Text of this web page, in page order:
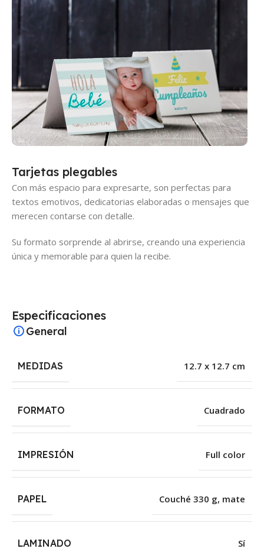
Tarjetas plegables
Con más espacio para expresarte, son perfectas para
textos emotivos, dedicatorias elaboradas o mensajes que
merecen contarse con detalle.
Su formato sorprende al abrirse, creando una experiencia
única y memorable para quien la recibe.
Especificaciones
General
MEDIDAS 12.7 x 12.7 cm
FORMATO Cuadrado
IMPRESIÓN Full color
PAPEL Couché 330 g, mate
LAMINADO Sí